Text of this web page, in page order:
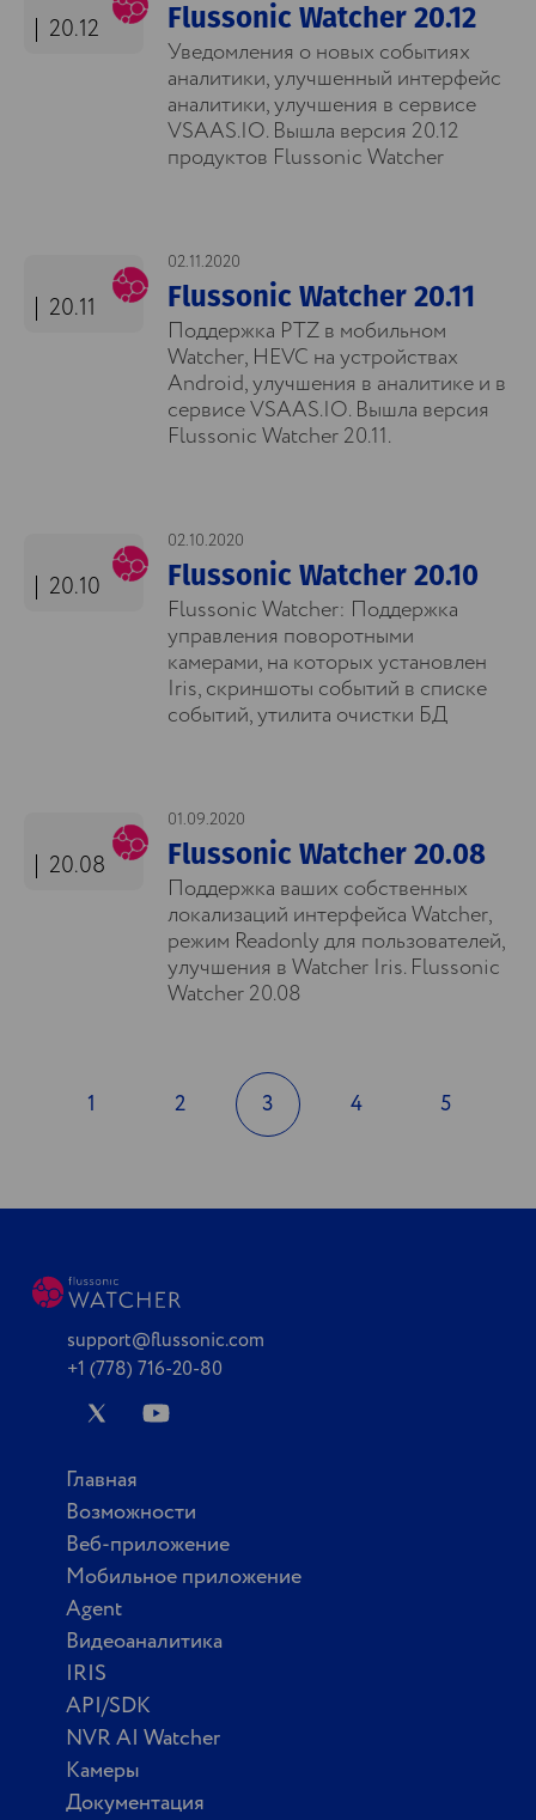
20.12 Flussonic Watcher 20.12
Уведомления о новых событиях
аналитики, улучшенный интерфейс
аналитики, улучшения в сервисе
VSAAS.IO. Вышла версия 20.12
продуктов Flussonic Watcher
20.11
02.11.2020
Flussonic Watcher 20.11
Поддержка PTZ в мобильном
Watcher, HEVC на устройствах
Android, улучшения в аналитике и в
сервисе VSAAS.IO. Вышла версия
Flussonic Watcher 20.11.
20.10
02.10.2020
Flussonic Watcher 20.10
Flussonic Watcher: Поддержка
управления поворотными
камерами, на которых установлен
Iris, скриншоты событий в списке
событий, утилита очистки БД
20.08
01.09.2020
Flussonic Watcher 20.08
Поддержка ваших собственных
локализаций интерфейса Watcher,
режим Readonly для пользователей,
улучшения в Watcher Iris. Flussonic
Watcher 20.08
1 2 3 4 5
support@flussonic.com
+1 (778) 716-20-80
Главная
Возможности
Веб-приложение
Мобильное приложение
Agent
Видеоаналитика
IRIS
API/SDK
NVR AI Watcher
Камеры
Документация